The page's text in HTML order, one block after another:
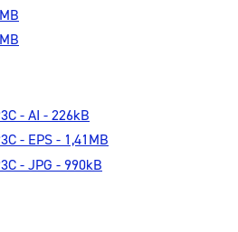
- AI - 226kB
- EPS - 1,41MB
- JPG - 990kB